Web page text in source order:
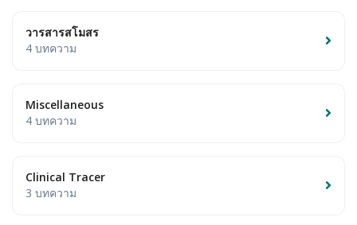
วารสารสโมสร
4 บทความ
Miscellaneous
4 บทความ
Clinical Tracer
3 บทความ